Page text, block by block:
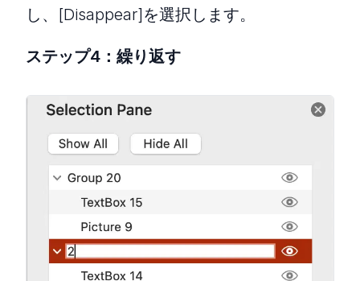
し、[Disappear]を選択します。
ステップ4：繰り返す